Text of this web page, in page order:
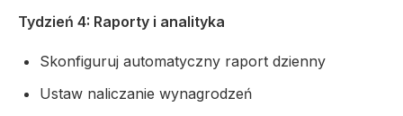
Tydzień 4: Raporty i analityka
Skonfiguruj automatyczny raport dzienny
Ustaw naliczanie wynagrodzeń